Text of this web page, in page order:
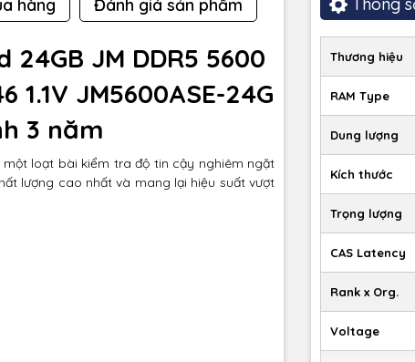
hàng Đánh giá sản phẩm
JM DDR5 5600
1.1V JM5600ASE-24G
3 năm
loạt bài kiểm tra độ tin cậy nghiêm ngặt
lượng cao nhất và mang lại hiệu suất vượt
Thông
Thương hiệu
RAM Type
Dung lượng
Kích thước
Trọng lượng
CAS Latency
Rank x Org.
Voltage